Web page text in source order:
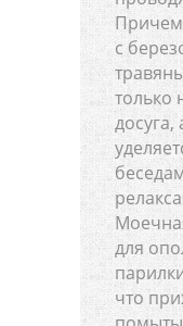
Причем
с
только
для
что